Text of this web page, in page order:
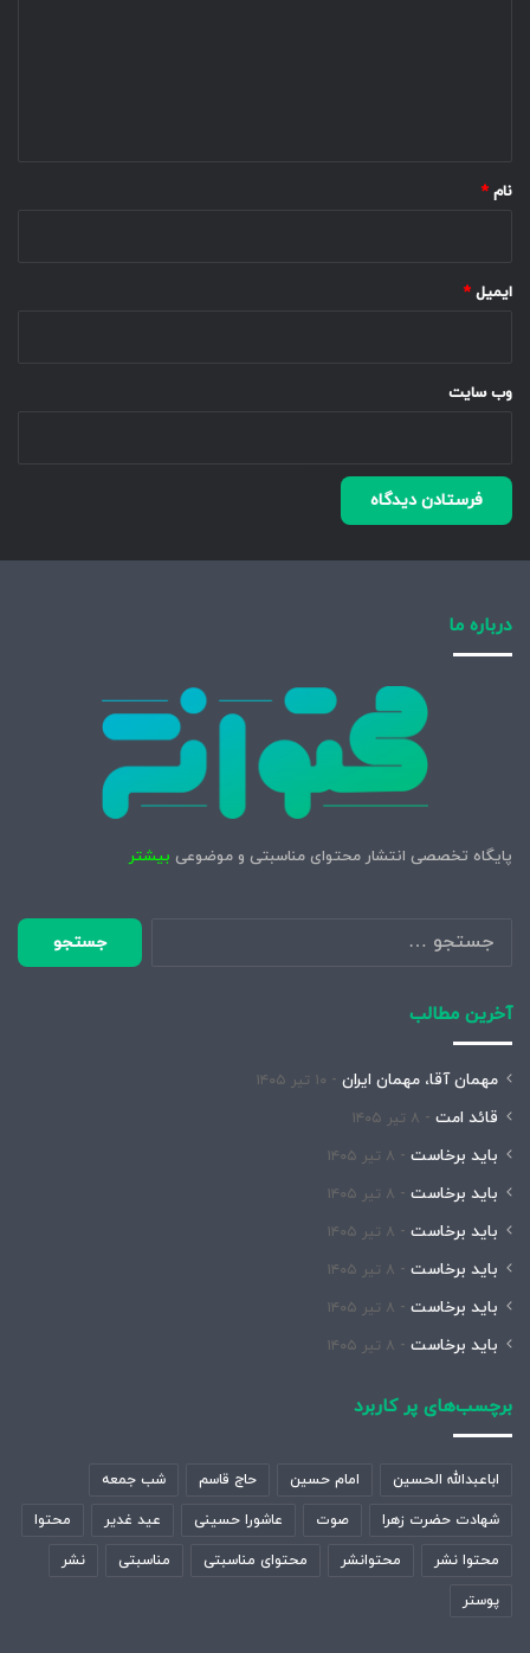
نام *
ایمیل *
وب‌ سایت
درباره ما
پایگاه تخصصی انتشار محتوای مناسبتی و موضوعی بیشتر
جستجو
برای:
آخرین مطالب
مهمان آقا، مهمان ایران ۱۰ تیر ۱۴۰۵
قائد امت ۸ تیر ۱۴۰۵
باید برخاست ۸ تیر ۱۴۰۵
باید برخاست ۸ تیر ۱۴۰۵
باید برخاست ۸ تیر ۱۴۰۵
باید برخاست ۸ تیر ۱۴۰۵
باید برخاست ۸ تیر ۱۴۰۵
باید برخاست ۸ تیر ۱۴۰۵
برچسب‌های پر کاربرد
اباعبدالله الحسین امام حسین حاج قاسم شب جمعه
شهادت حضرت زهرا صوت عاشورا حسینی عید غدیر محتوا
محتوا نشر محتوانشر محتوای مناسبتی مناسبتی نشر
پوستر